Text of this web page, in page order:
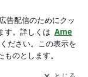
〜 おうちごはんと
受け取りまし
開く